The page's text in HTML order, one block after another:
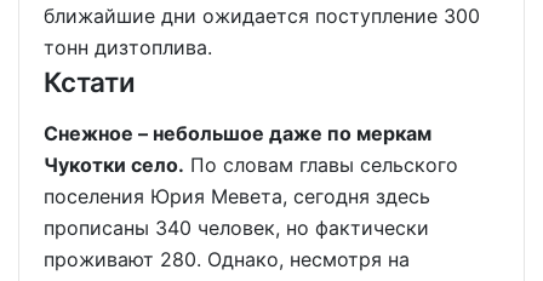
ближайшие дни ожидается поступление 300
тонн дизтоплива.
Кстати
Снежное – небольшое даже по меркам
Чукотки село. По словам главы сельского
поселения Юрия Мевета, сегодня здесь
прописаны 340 человек, но фактически
проживают 280. Однако, несмотря на